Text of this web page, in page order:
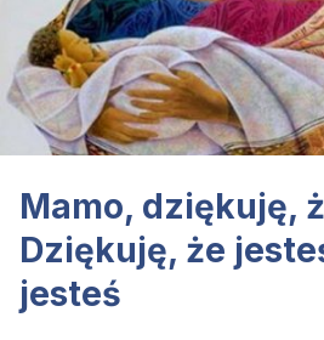
Mamo, dziękuję,
Dziękuję, że
jesteś